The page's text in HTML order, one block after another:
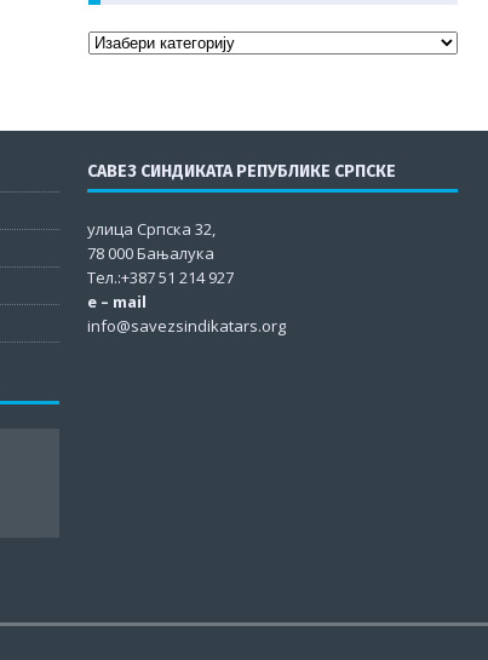
САВЕЗ СИНДИКАТА РЕПУБЛИКЕ СРПСКЕ
улица Српска 32,
78 000 Бањалука
Тел.:+387 51 214 927
e – mail
info@savezsindikatars.org